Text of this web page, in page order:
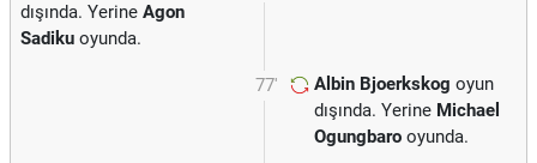
dışında. Yerine Agon
Sadiku oyunda.
77' Albin Bjoerkskog oyun
dışında. Yerine Michael
Ogungbaro oyunda.